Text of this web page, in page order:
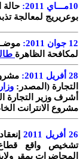
10مـــاي 2011:
حالة
بوعريريج لمعالجة
12 جوان 2011:
لمكافحة الظاهرة
28 أفريل 2011:
التجارة (المصدر:
أشرف وزير التجارة
مشروع الانترانت
26 أفريل 2011
تشخيص واقع قطاع
المحاضرات بمقر